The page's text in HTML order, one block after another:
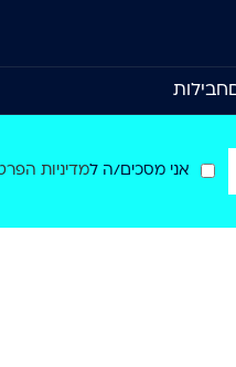
חבילות
אני מסכים/ה למדיניות